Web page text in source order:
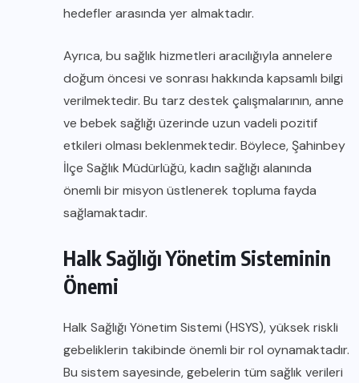
hedefler arasında yer almaktadır.
Ayrıca, bu sağlık hizmetleri aracılığıyla annelere
doğum öncesi ve sonrası hakkında kapsamlı bilgi
verilmektedir. Bu tarz destek çalışmalarının, anne
ve bebek sağlığı üzerinde uzun vadeli pozitif
etkileri olması beklenmektedir. Böylece, Şahinbey
İlçe Sağlık Müdürlüğü, kadın sağlığı alanında
önemli bir misyon üstlenerek topluma fayda
sağlamaktadır.
Halk Sağlığı Yönetim Sisteminin
Önemi
Halk Sağlığı Yönetim Sistemi (HSYS), yüksek riskli
gebeliklerin takibinde önemli bir rol oynamaktadır.
Bu sistem sayesinde, gebelerin tüm sağlık verileri